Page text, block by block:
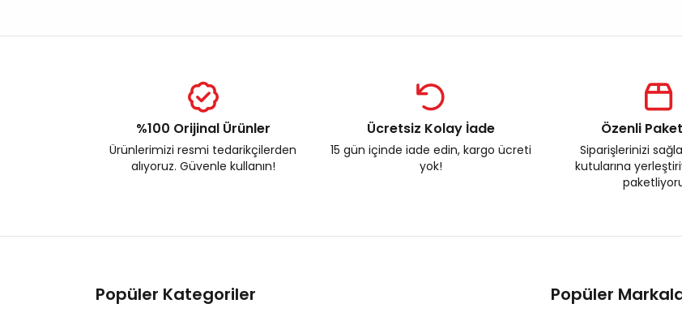
%100 Orijinal Ürünler
Ürünlerimizi resmi tedarikçilerden
alıyoruz. Güvenle kullanın!
Ücretsiz Kolay İade
15 gün içinde iade edin, kargo ücreti
yok!
Özenli
Siparişlerinizi
kutularına
Popüler Kategoriler Popüler